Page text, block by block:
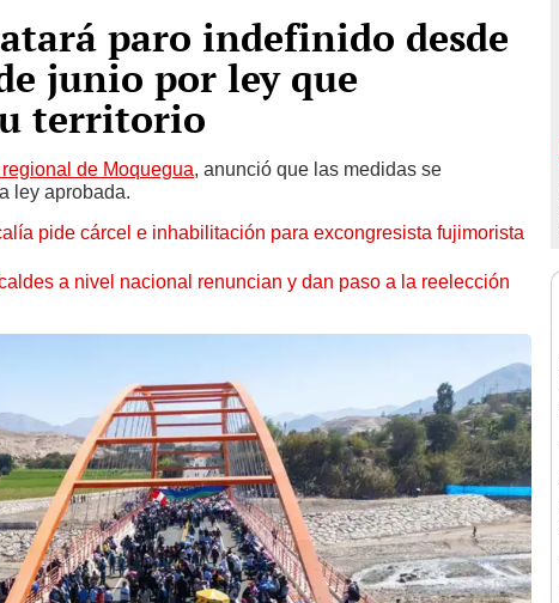
paro indefinido desde
junio por ley que
territorio
de Moquegua, anunció que las medidas se
ley aprobada.
pide cárcel e inhabilitación para excongresista fujimorista
a nivel nacional renuncian y dan paso a la reelección